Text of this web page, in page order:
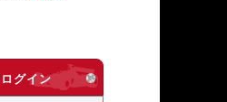
グイン